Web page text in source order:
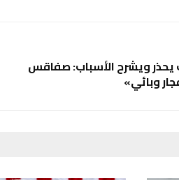
يحذر ويشرح الأسباب: صفاقس
وبائي»‬